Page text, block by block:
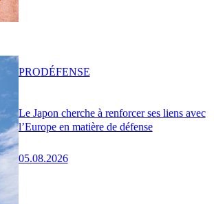
Le Japon cherche à renforcer ses liens avec
l’Europe en matière de défense
05.08.2026
PRODÉFENSE